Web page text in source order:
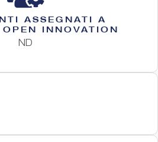
ASSEGNATI A
INNOVATION
ND